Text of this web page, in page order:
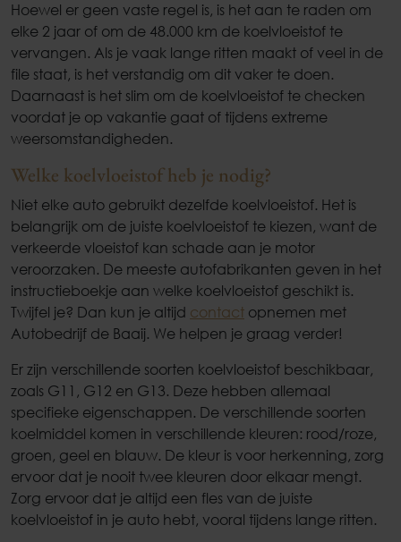
Hoewel er geen vaste regel is, is het aan te raden om
elke 2 jaar of om de 48.000 km de koelvloeistof te
vervangen. Als je vaak lange ritten maakt of veel in de
file staat, is het verstandig om dit vaker te doen.
Daarnaast is het slim om de koelvloeistof te checken
voordat je op vakantie gaat of tijdens extreme
weersomstandigheden.
Welke koelvloeistof heb je nodig?
Niet elke auto gebruikt dezelfde koelvloeistof. Het is
belangrijk om de juiste koelvloeistof te kiezen, want de
verkeerde vloeistof kan schade aan je motor
veroorzaken. De meeste autofabrikanten geven in het
instructieboekje aan welke koelvloeistof geschikt is.
Twijfel je? Dan kun je altijd contact opnemen met
Autobedrijf de Baaij. We helpen je graag verder!
Er zijn verschillende soorten koelvloeistof beschikbaar,
zoals G11, G12 en G13. Deze hebben allemaal
specifieke eigenschappen. De verschillende soorten
koelmiddel komen in verschillende kleuren: rood/roze,
groen, geel en blauw. De kleur is voor herkenning, zorg
ervoor dat je nooit twee kleuren door elkaar mengt.
Zorg ervoor dat je altijd een fles van de juiste
koelvloeistof in je auto hebt, vooral tijdens lange ritten.